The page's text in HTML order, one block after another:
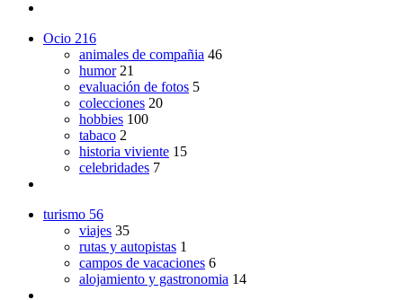
Ocio 216
animales de compañia 46
humor 21
evaluación de fotos 5
colecciones 20
hobbies 100
tabaco 2
historia viviente 15
celebridades 7
turismo 56
viajes 35
rutas y autopistas 1
campos de vacaciones 6
alojamiento y gastronomia 14